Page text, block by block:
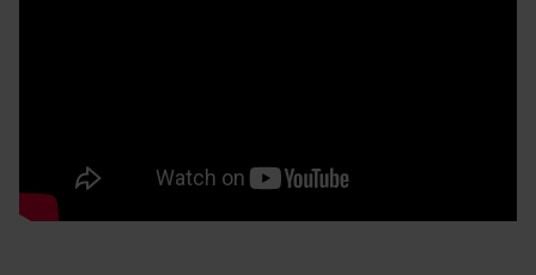
Wij bieden: